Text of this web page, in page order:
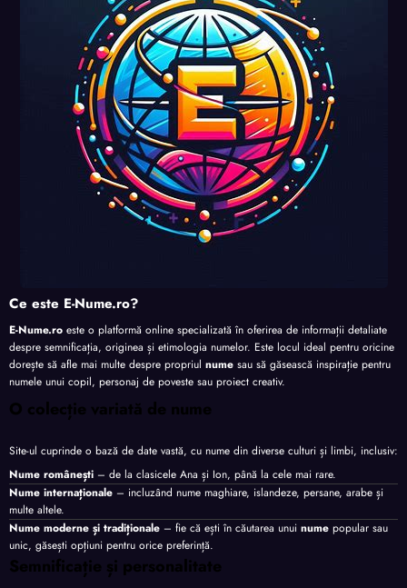
perso
nalita
te
perso
nalita
te
Ce este E-Nume.ro?
E-Nume.ro este o platformă online specializată în oferirea de informații detaliate
despre semnificația, originea și etimologia numelor. Este locul ideal pentru oricine
dorește să afle mai multe despre propriul nume sau să găsească inspirație pentru
numele unui copil, personaj de poveste sau proiect creativ.
O colecție variată de nume
Site-ul cuprinde o bază de date vastă, cu nume din diverse culturi și limbi, inclusiv:
Nume românești – de la clasicele Ana și Ion, până la cele mai rare.
Nume internaționale – incluzând nume maghiare, islandeze, persane, arabe și
multe altele.
Nume moderne și tradiționale – fie că ești în căutarea unui nume popular sau
unic, găsești opțiuni pentru orice preferință.
Semnificație și personalitate